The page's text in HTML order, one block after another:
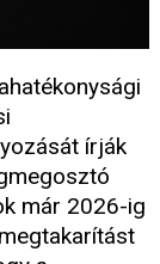
írják
már 2026-ig